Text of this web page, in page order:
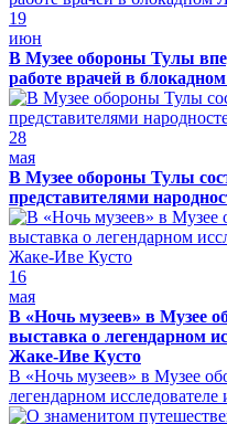
19
июн
В Музее обороны Тулы
работе врачей в
28
мая
В Музее обороны Тулы
представителями
16
мая
В «Ночь музеев» в Музее
выставка о легендарном
Жаке-Иве Кусто
В «Ночь музеев» в Музее
легендарном